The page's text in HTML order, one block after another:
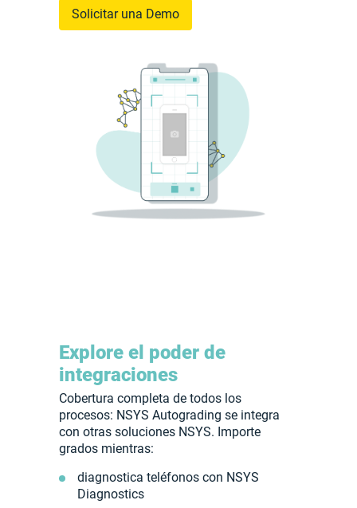
Solicitar una Demo
Explore el poder de
integraciones
Cobertura completa de todos los
procesos: NSYS Autograding se integra
con otras soluciones NSYS. Importe
grados mientras:
diagnostica teléfonos con NSYS
Diagnostics